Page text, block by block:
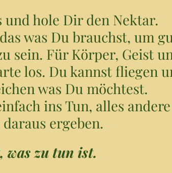
und hole Dir den Nektar.
was Du brauchst, um
sein. Für Körper, Geist
los. Du kannst fliegen
was Du möchtest.
ins Tun, alles andere
ergeben.
was zu tun ist.